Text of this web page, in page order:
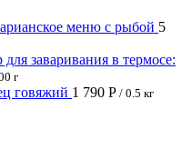
меню с рыбой 5
заваривания в термосе:
г
говяжий 1 790 Р / 0.5 кг